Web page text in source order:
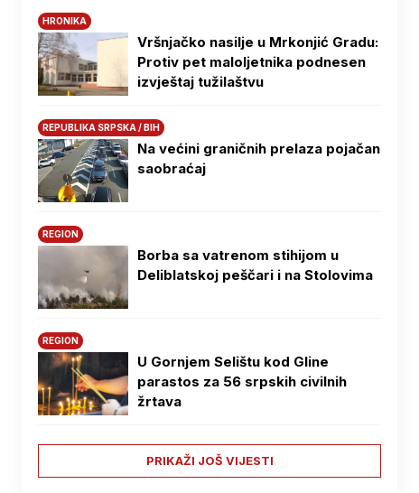
HRONIKA
Vršnjačko nasilje u Mrkonjić Gradu:
Protiv pet maloljetnika podnesen
izvještaj tužilaštvu
REPUBLIKA SRPSKA / BIH
Na većini graničnih prelaza pojačan
saobraćaj
REGION
Borba sa vatrenom stihijom u
Deliblatskoj peščari i na Stolovima
REGION
U Gornjem Selištu kod Gline
parastos za 56 srpskih civilnih
žrtava
PRIKAŽI JOŠ VIJESTI